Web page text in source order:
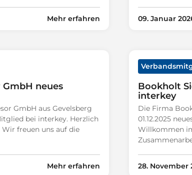
Mehr erfahren 09. Januar
GmbH neues
GmbH aus Gevelsberg
bei interkey. Herzlich
freuen uns auf die
Mehr erfahren
Bookholt
interkey
Die Firma
01.12.2025
Willkommen
28. November